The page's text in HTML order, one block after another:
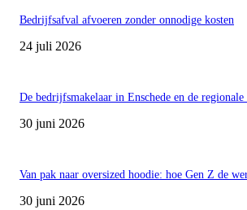
Bedrijfsafval afvoeren zonder onnodige kosten
24 juli 2026
De bedrijfsmakelaar in Enschede en de regionale
30 juni 2026
Van pak naar oversized hoodie: hoe Gen Z de
30 juni 2026